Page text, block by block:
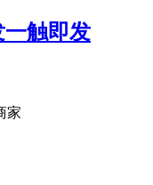
一触即发
家